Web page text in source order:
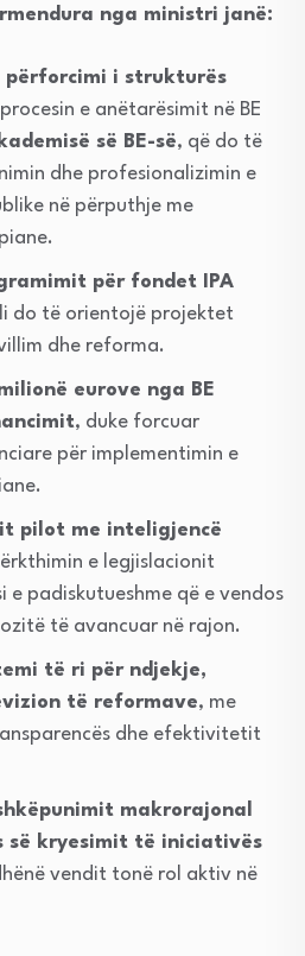
nga ministri janë:
përforcimi i strukturës
e anëtarësimit në BE
së BE-së, që do të
dhe profesionalizimin e
në përputhje me
për fondet IPA
do të orientojë projektet
dhe reforma.
eurove nga BE
, duke forcuar
për implementimin e
pilot me inteligjencë
e legjislacionit
e padiskutueshme që e vendos
të avancuar në rajon.
të ri për ndjekje,
të reformave, me
dhe efektivitetit
makrorajonal
së kryesimit të iniciativës
vendit tonë rol aktiv në